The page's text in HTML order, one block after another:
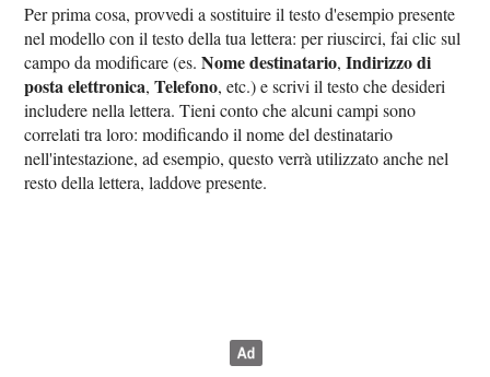
Per prima cosa, provvedi a sostituire il testo d'esempio presente
nel modello con il testo della tua lettera: per riuscirci, fai clic sul
campo da modificare (es.Nome destinatario,Indirizzo di
posta elettronica,Telefono, etc.) e scrivi il testo che desideri
includere nella lettera. Tieni conto che alcuni campi sono
correlati tra loro: modificando il nome del destinatario
nell'intestazione, ad esempio, questo verrà utilizzato anche nel
resto della lettera, laddove presente.